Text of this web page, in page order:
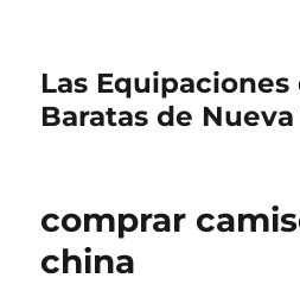
Las
Baratas de
comprar
china